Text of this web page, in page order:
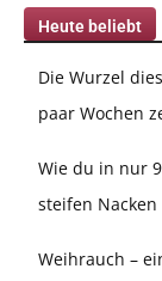
Heute beliebt
Die Wurzel
paar Wochen
Wie du in nur
steifen
Weihrauch –